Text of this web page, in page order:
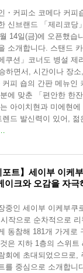
・커피소 코메다 커피
신브랜드 「제리코당
14일(금)에 오픈했습
소개합니다. 스탠드
쿠션」코너도 병설 제
하면서, 시간이나 장
피 숍의 간판 메뉴인
에 맞춘 「편안한 한
아이치현과 미에현
렌드 발신력이 있어,
포트】세이부 이케
이크와 오감을 자
중인 세이부 이케부쿠
작으로 순차적으로
동참해 181개 가게로
은 지하 1층의 스위
회에 초대되었으므로,
를 중심으로 소개합